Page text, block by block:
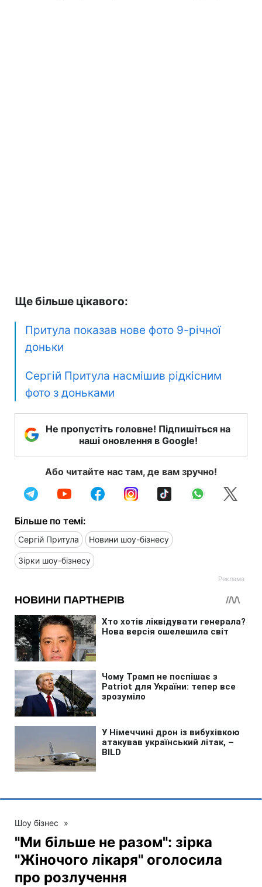
Ще більше цікавого:
Притула показав нове фото 9-річної
доньки
Сергій Притула насмішив рідкісним
фото з доньками
Не пропустіть головне! Підпишіться на
наші оновлення в Google!
Або читайте нас там, де вам зручно!
Більше по темі:
Сергій Притула Новини шоу-бізнесу
Зірки шоу-бізнесу
Шоу бізнес »
"Ми більше не разом": зірка
"Жіночого лікаря" оголосила
про розлучення